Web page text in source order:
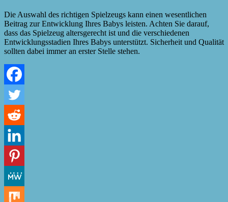
Die Auswahl des richtigen Spielzeugs kann einen wesentlichen
Beitrag zur Entwicklung Ihres Babys leisten. Achten Sie darauf,
dass das Spielzeug altersgerecht ist und die verschiedenen
Entwicklungsstadien Ihres Babys unterstützt. Sicherheit und Qualität
sollten dabei immer an erster Stelle stehen.